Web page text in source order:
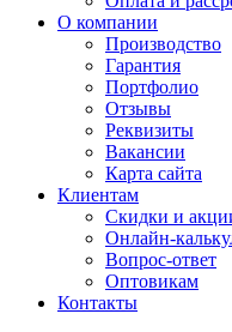
О компании
Производство
Гарантия
Портфолио
Отзывы
Реквизиты
Вакансии
Карта сайта
Клиентам
Скидки и
Онлайн-
Вопрос-ответ
Оптовикам
Контакты